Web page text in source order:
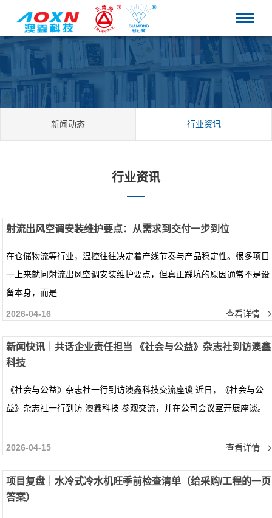
新闻动态 行业资讯
行业资讯
射流出风空调安装维护要点：从需求到交付一步到位
在仓储物流等行业，温控往往决定着产线节奏与产品稳定性。很多项目
一上来就问射流出风空调安装维护要点，但真正踩坑的原因通常不是设
备本身，而是...
2026-04-16 查看详情
新闻快讯｜共话企业责任担当 《社会与公益》杂志社到访澳鑫
科技
《社会与公益》杂志社一行到访澳鑫科技交流座谈 近日，《社会与公
益》杂志社一行到访 澳鑫科技 参观交流，并在公司会议室开展座谈。
...
2026-04-15 查看详情
项目复盘｜水冷式冷水机旺季前检查清单（给采购/工程的一页
答案）